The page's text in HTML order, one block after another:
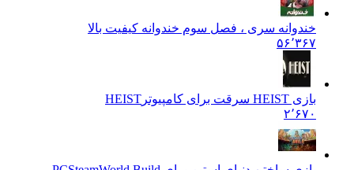
خندوانه سری ، فصل سوم خندوانه کیفیت بالا
۵۶٬۳۶۷
بازی HEIST سرقت برای کامپیوتر
HEIST
۲٬۶۷۰